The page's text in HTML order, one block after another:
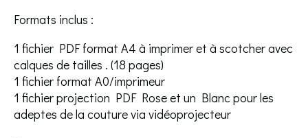
Formats inclus :
1 fichier PDF format A4 à imprimer et à scotcher avec
calques de tailles . (18 pages)
1 fichier format A0/imprimeur
1 fichier projection PDF Rose et un Blanc pour les
adeptes de la couture via vidéoprojecteur